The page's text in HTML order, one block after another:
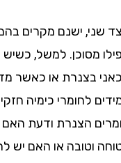
ישנם מקרים בהם
למשל, כשיש
או כאשר מדובר
לחומרי כימיה חזקים.
הצנרת ודעת האם
או האם יש